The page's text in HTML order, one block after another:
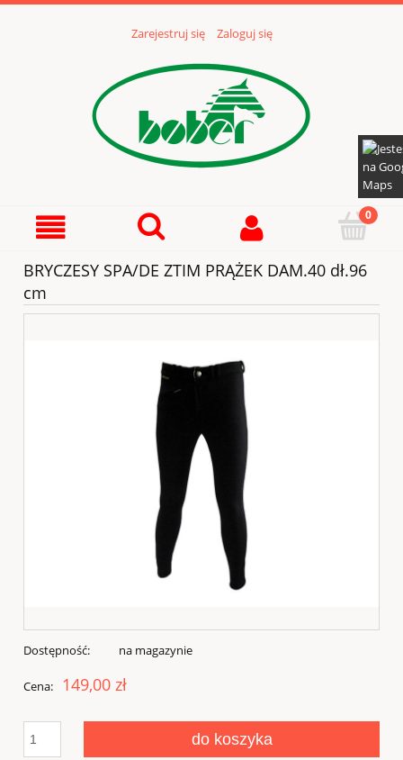
Zarejestruj się Zaloguj się
BRYCZESY SPA/DE ZTIM PRĄŻEK DAM.40 dł.96
cm
Dostępność: na magazynie
Cena: 149,00 zł
do koszyka